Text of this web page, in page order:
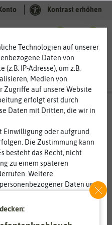
Kontrast erhöhen
Technologien auf unserer
Daten von
(z.B. IP-Adresse), um z.B.
Medien von
auf unsere Website
erfolgt erst durch
Daten mit Dritten, die wir in
Einwilligung oder aufgrund
Die Zustimmung kann
besteht das Recht, nicht
zu einem späteren
Weitere
Daten und
Statistik